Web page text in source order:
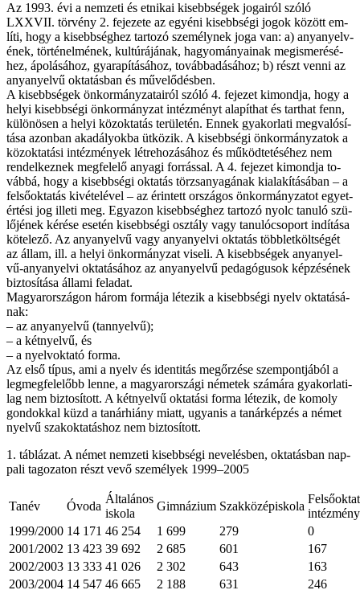
Az 1993. évi a nem­ze­ti és et­ni­kai ki­sebb­sé­gek jo­ga­i­ról szó­ló
LXXVII. tör­vény 2. fe­je­ze­te az egyé­ni ki­sebb­sé­gi jo­gok kö­zött em­
lí­ti, hogy a ki­sebb­ség­hez tar­to­zó sze­mély­nek jo­ga van: a) anya­nyelv­
ének, tör­té­nel­mé­nek, kul­tú­rá­já­nak, ha­gyo­má­nya­i­nak meg­is­me­ré­sé­
hez, ápo­lá­sá­hoz, gya­ra­pí­tá­sá­hoz, to­vább­adá­sá­hoz; b) részt ven­ni az
anya­nyel­vű ok­ta­tás­ban és mű­ve­lő­dés­ben.
A ki­sebb­sé­gek ön­kor­mány­za­ta­i­ról szó­ló 4. fe­je­zet ki­mond­ja, hogy a
he­lyi ki­sebb­sé­gi ön­kor­mány­zat in­téz­ményt ala­pít­hat és tart­hat fenn,
kü­lö­nö­sen a he­lyi köz­ok­ta­tás te­rü­le­tén. En­nek gya­kor­la­ti meg­va­ló­sí­
tá­sa azon­ban aka­dá­lyok­ba üt­kö­zik. A ki­sebb­sé­gi ön­kor­mány­zat­ok a
köz­ok­ta­tá­si in­téz­mé­nyek lét­re­ho­zá­sá­hoz és mű­köd­te­té­sé­hez nem
ren­del­kez­nek meg­fe­le­lő anya­gi for­rás­sal. A 4. fe­je­zet ki­mond­ja to­
váb­bá, hogy a ki­sebb­sé­gi ok­ta­tás törzs­anya­gá­nak ki­ala­kí­tá­sá­ban – a
fel­ső­ok­ta­tás ki­vé­te­lé­vel – az érin­tett or­szá­gos ön­kor­mány­za­tot egyet­
ér­té­si jog il­le­ti meg. Egy­azon ki­sebb­ség­hez tar­to­zó nyolc ta­nu­ló szü­
lő­jé­nek ké­ré­se ese­tén ki­sebb­sé­gi osz­tály vagy ta­nu­ló­cso­port in­dí­tá­sa
kö­te­le­ző. Az anya­nyel­vű vagy anya­nyel­vi ok­ta­tás több­let­költ­sé­gét
az ál­lam, ill. a he­lyi ön­kor­mány­zat vi­se­li. A ki­sebb­sé­gek anya­nyel­
vű-anya­nyel­vi ok­ta­tá­sá­hoz az anya­nyel­vű pe­da­gó­gu­sok kép­zé­sé­nek
biz­to­sí­tá­sa ál­la­mi fel­adat.
Ma­gyar­or­szá­gon há­rom for­má­ja lé­te­zik a ki­sebb­sé­gi nyelv ok­ta­tá­sá­
nak:
– az anya­nyel­vű (tan­nyel­vű);
– a két­nyel­vű, és
– a nyelv­ok­ta­tó for­ma.
Az el­ső tí­pus, ami a nyelv és iden­ti­tás meg­őr­zé­se szem­pont­já­ból a
leg­meg­fe­le­lőbb len­ne, a ma­gyar­or­szá­gi né­me­tek szá­má­ra gya­kor­la­ti­
lag nem biz­to­sí­tott. A két­nyel­vű ok­ta­tá­si for­ma lé­te­zik, de ko­moly
gon­dok­kal küzd a ta­nár­hi­ány mi­att, ugyan­is a ta­nár­kép­zés a né­met
nyel­vű szak­ok­ta­tás­hoz nem biz­to­sí­tott.
1. táb­lá­zat. A né­met nem­ze­ti ki­sebb­sé­gi ne­ve­lés­ben, ok­ta­tás­ban nap­
pa­li ta­go­za­ton részt ve­vő sze­mé­lyek 1999–2005
Tanév Óvoda
Általános
iskola
Gimnázium Szakközépiskola
1999/2000 14 171 46 254 1 699 279
0
2001/2002 13 423 39 692 2 685 601
167
2002/2003 13 333 41 026 2 302 643
163
2003/2004 14 547 46 665 2 188 631 246